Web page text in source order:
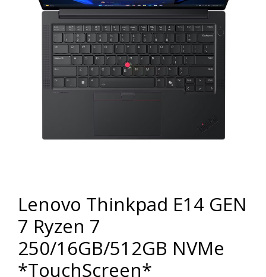
Lenovo Thinkpad E14 GEN
7 Ryzen 7
250/16GB/512GB NVMe
*TouchScreen*